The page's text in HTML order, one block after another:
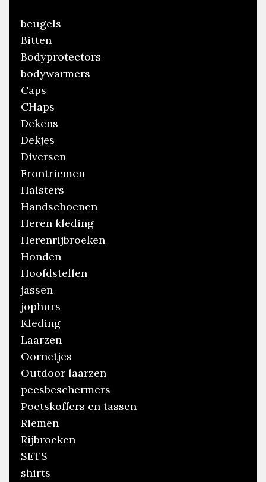
beugels
Bitten
Bodyprotectors
bodywarmers
Caps
CHaps
Dekens
Dekjes
Diversen
Frontriemen
Halsters
Handschoenen
Heren kleding
Herenrijbroeken
Honden
Hoofdstellen
jassen
jophurs
Kleding
Laarzen
Oornetjes
Outdoor laarzen
peesbeschermers
Poetskoffers en tassen
Riemen
Rijbroeken
SETS
shirts